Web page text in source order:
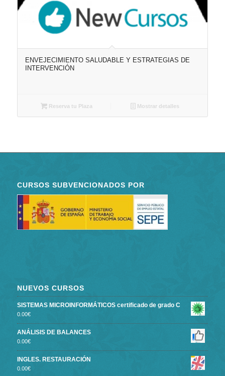
ENVEJECIMIENTO SALUDABLE Y ESTRATEGIAS DE
INTERVENCIÓN
Reserva tu Plaza Mostrar detalles
CURSOS SUBVENCIONADOS POR
NUEVOS CURSOS
SISTEMAS MICROINFORMÁTICOS certificado de grado C
0.00€
ANÁLISIS DE BALANCES
0.00€
INGLES. RESTAURACIÓN
0.00€